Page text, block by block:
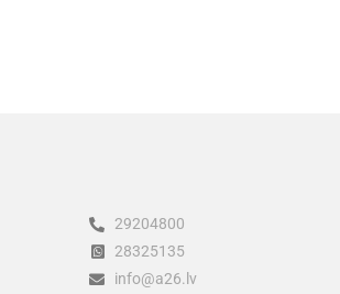
29204800
28325135
info@a26.lv